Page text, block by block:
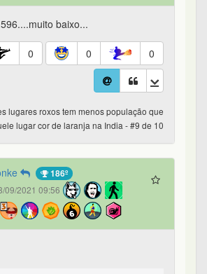
baixo...
0 0 0
lugares roxos tem menos população que
lugar cor de laranja na India - #9 de 10
186º
09/2021 09:56